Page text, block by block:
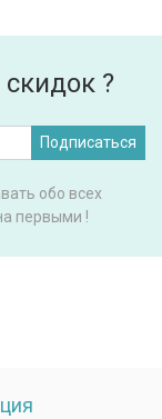
?
Подписаться
обо всех
первыми !